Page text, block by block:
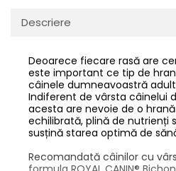
Descriere
Deoarece fiecare rasă are
este important ce tip de
câinele dumneavoastră adult
Indiferent de vârsta câinelui
acesta are nevoie de o
echilibrată, plină de nutrienți
susțină starea optimă de
Recomandată câinilor cu